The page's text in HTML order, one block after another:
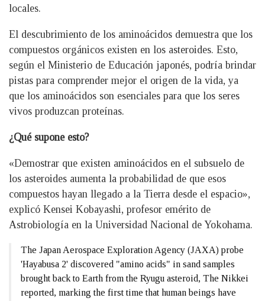
locales.
El descubrimiento de los aminoácidos demuestra que los
compuestos orgánicos existen en los asteroides. Esto,
según el Ministerio de Educación japonés, podría brindar
pistas para comprender mejor el origen de la vida, ya
que los aminoácidos son esenciales para que los seres
vivos produzcan proteínas.
¿Qué supone esto?
«Demostrar que existen aminoácidos en el subsuelo de
los asteroides aumenta la probabilidad de que esos
compuestos hayan llegado a la Tierra desde el espacio»,
explicó Kensei Kobayashi, profesor emérito de
Astrobiología en la Universidad Nacional de Yokohama.
The Japan Aerospace Exploration Agency (JAXA) probe
'Hayabusa 2' discovered "amino acids" in sand samples
brought back to Earth from the Ryugu asteroid, The Nikkei
reported, marking the first time that human beings have